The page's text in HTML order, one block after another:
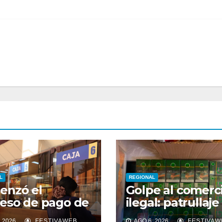
el
de pago de
cuota del
REGIONAL
Golpe al
ilegal: patrullaje
mixto OS14